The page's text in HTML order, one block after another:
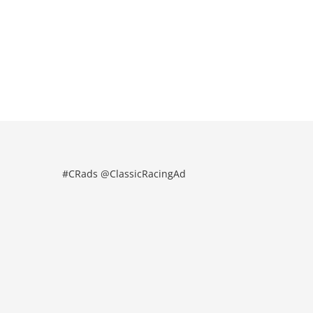
#CRads @ClassicRacingAd